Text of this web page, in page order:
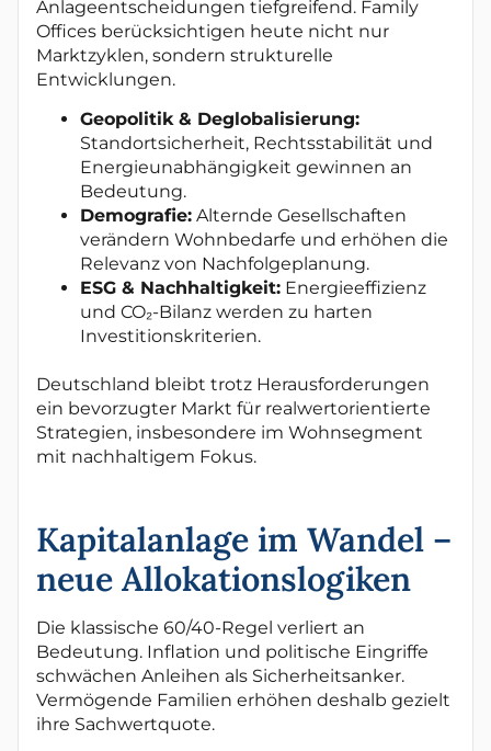
Anlageentscheidungen tiefgreifend. Family
Offices berücksichtigen heute nicht nur
Marktzyklen, sondern strukturelle
Entwicklungen.
Geopolitik & Deglobalisierung:
Standortsicherheit, Rechtsstabilität und
Energieunabhängigkeit gewinnen an
Bedeutung.
Demografie: Alternde Gesellschaften
verändern Wohnbedarfe und erhöhen die
Relevanz von Nachfolgeplanung.
ESG & Nachhaltigkeit: Energieeffizienz
und CO₂-Bilanz werden zu harten
Investitionskriterien.
Deutschland bleibt trotz Herausforderungen
ein bevorzugter Markt für realwertorientierte
Strategien, insbesondere im Wohnsegment
mit nachhaltigem Fokus.
Kapitalanlage im Wandel –
neue Allokationslogiken
Die klassische 60/40-Regel verliert an
Bedeutung. Inflation und politische Eingriffe
schwächen Anleihen als Sicherheitsanker.
Vermögende Familien erhöhen deshalb gezielt
ihre Sachwertquote.